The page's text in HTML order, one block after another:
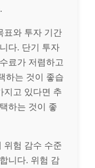
표와 투자 기간
다. 단기 투자
료가 저렴하고
하는 것이 좋습
지고 있다면 추
하는 것이 좋
위험 감수 수준
니다. 위험 감